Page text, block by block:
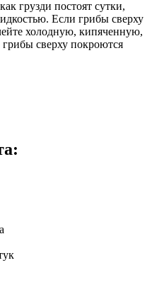
грузди постоят сутки,
Если грибы сверху
холодную, кипяченную,
сверху покроются